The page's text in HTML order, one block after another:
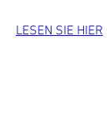
LESEN SIE HIER